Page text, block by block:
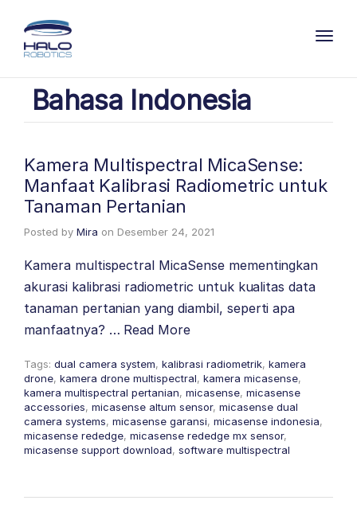
Bahasa Indonesia
Kamera Multispectral MicaSense:
Manfaat Kalibrasi Radiometric untuk
Tanaman Pertanian
Posted by Mira on Desember 24, 2021
Kamera multispectral MicaSense mementingkan
akurasi kalibrasi radiometric untuk kualitas data
tanaman pertanian yang diambil, seperti apa
manfaatnya? … Read More
Tags: dual camera system, kalibrasi radiometrik, kamera
drone, kamera drone multispectral, kamera micasense,
kamera multispectral pertanian, micasense, micasense
accessories, micasense altum sensor, micasense dual
camera systems, micasense garansi, micasense indonesia,
micasense rededge, micasense rededge mx sensor,
micasense support download, software multispectral